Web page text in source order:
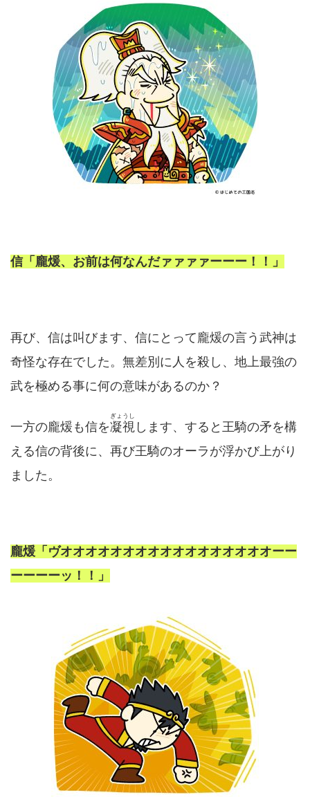
信「龐煖、お前は何なんだァァァァーーー！！」
再び、信は叫びます、信にとって龐煖の言う武神は
奇怪な存在でした。無差別に人を殺し、地上最強の
武を極める事に何の意味があるのか？
一方の龐煖も信を凝視
ぎょうし
します、すると王騎の矛を構
える信の背後に、再び王騎のオーラが浮かび上がり
ました。
龐煖「ヴオオオオオオオオオオオオオオオオオーー
ーーーーッ！！」